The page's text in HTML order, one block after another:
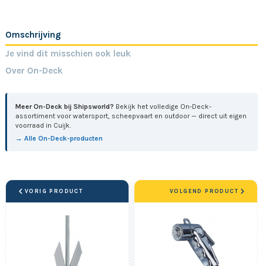
Omschrijving
Je vind dit misschien ook leuk
Over On-Deck
Meer On-Deck bij Shipsworld? Bekijk het volledige On-Deck-
assortiment voor watersport, scheepvaart en outdoor — direct uit eigen
voorraad in Cuijk.
→ Alle On-Deck-producten
VORIG PRODUCT VOLGEND PRODUCT